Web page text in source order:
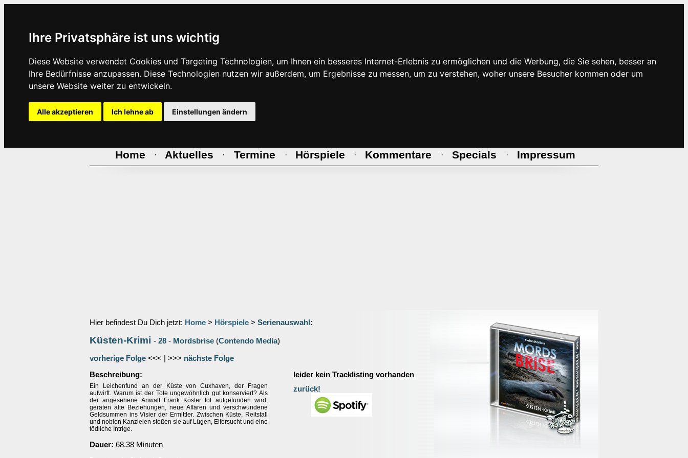
Ihre Privatsphäre ist uns wichtig
Diese Website verwendet Cookies und Targeting Technologien, um Ihnen ein besseres Internet-Erlebnis zu ermöglichen und die Werbung, die Sie sehen, besser an
Ihre Bedürfnisse anzupassen. Diese Technologien nutzen wir außerdem, um Ergebnisse zu messen, um zu verstehen, woher unsere Besucher kommen oder um
unsere Website weiter zu entwickeln.
Alle akzeptieren Ich lehne ab Einstellungen ändern
Home · Aktuelles · Termine · Hörspiele · Kommentare · Specials · Impressum
Hier befindest Du Dich jetzt: Home > Hörspiele > Serienauswahl :
Küsten-Krimi - 28 - Mordsbrise (Contendo Media)
vorherige Folge <<< | >>> nächste Folge
Beschreibung:
Ein Leichenfund an der Küste von Cuxhaven, der Fragen
aufwirft. Warum ist der Tote ungewöhnlich gut konserviert? Als
der angesehene Anwalt Frank Köster tot aufgefunden wird,
geraten alte Beziehungen, neue Affären und verschwundene
Geldsummen ins Visier der Ermittler. Zwischen Küste, Reitstall
und noblen Kanzleien stoßen sie auf Lügen, Eifersucht und eine
tödliche Intrige.
Dauer: 68.38 Minuten
leider kein Tracklisting vorhanden
zurück!